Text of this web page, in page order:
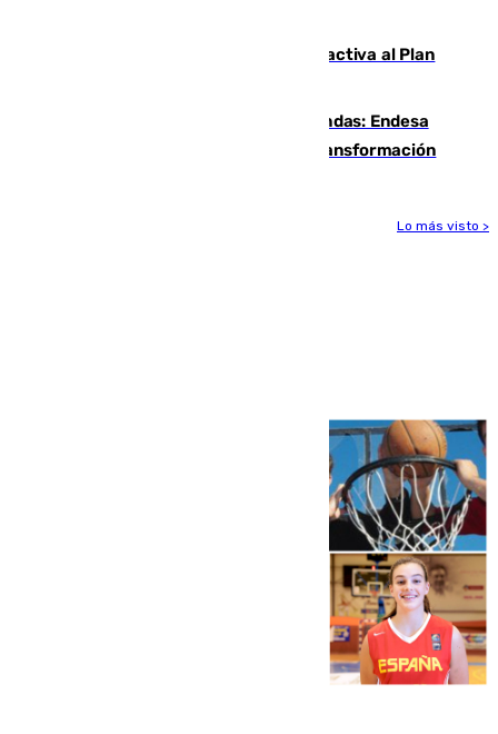
Otro incendio en Granada: el fuego activa al Plan
Más potencia para las Tres Mil Viviendas: Endesa
pone en marcha un nuevo centro de transformación
Lo más visto >